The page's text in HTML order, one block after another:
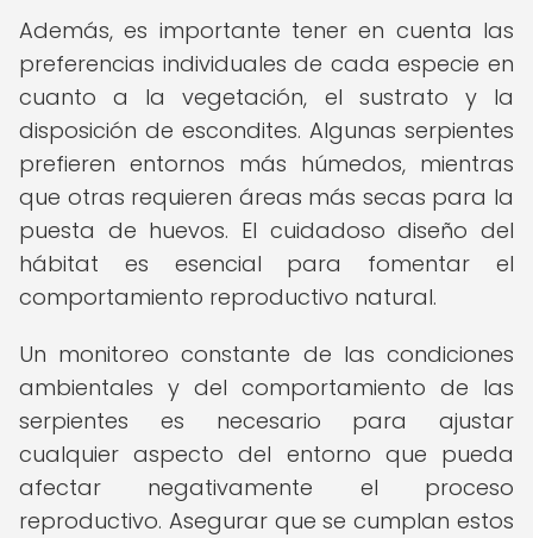
Además, es importante tener en cuenta las
preferencias individuales de cada especie en
cuanto a la vegetación, el sustrato y la
disposición de escondites. Algunas serpientes
prefieren entornos más húmedos, mientras
que otras requieren áreas más secas para la
puesta de huevos. El cuidadoso diseño del
hábitat es esencial para fomentar el
comportamiento reproductivo natural.
Un monitoreo constante de las condiciones
ambientales y del comportamiento de las
serpientes es necesario para ajustar
cualquier aspecto del entorno que pueda
afectar negativamente el proceso
reproductivo. Asegurar que se cumplan estos